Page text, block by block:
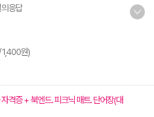
응답
1,400원)
격증 + 북엔드. 피크닉 매트. 단어장(대